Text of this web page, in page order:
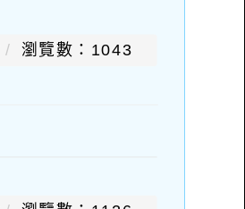
瀏覽數：1043